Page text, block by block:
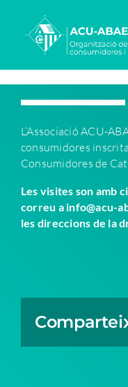
contenido
L’Associació ACU-
consumidores
Consumidores de
Les visites son amb
correu a info@acu-
les direccions de la